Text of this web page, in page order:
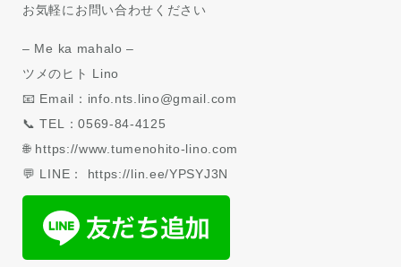
お気軽にお問い合わせください
– Me ka mahalo –
ツメのヒト Lino
📧 Email：info.nts.lino@gmail.com
📞 TEL：0569-84-4125
🌐 https://www.tumenohito-lino.com
💬 LINE： https://lin.ee/YPSYJ3N